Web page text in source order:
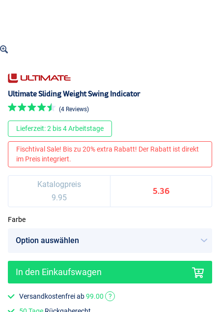
Ultimate Sliding Weight Swing Indicator
(4 Reviews)
Lieferzeit: 2 bis 4 Arbeitstage
Fischtival Sale! Bis zu 20% extra Rabatt! Der Rabatt ist direkt
im Preis integriert.
Katalogpreis
9.95
5.36
Farbe
In den Einkaufswagen
Versandkostenfrei ab99.00
?